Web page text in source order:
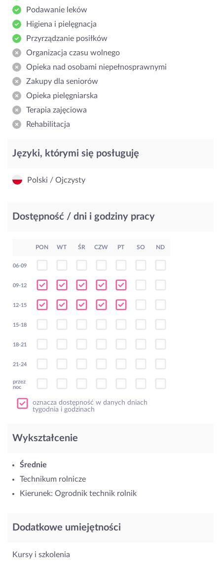
Podawanie leków
Higiena i pielęgnacja
Przyrządzanie posiłków
Organizacja czasu wolnego
Opieka nad osobami niepełnosprawnymi
Zakupy dla seniorów
Opieka pielęgniarska
Terapia zajęciowa
Rehabilitacja
Języki, którymi się posługuję
Polski / Ojczysty
Dostępność / dni i godziny pracy
PON WT ŚR CZW PT SO ND
06-09
09-12
12-15
15-18
18-21
21-24
przez
noc
oznacza dostępność w danych dniach
tygodnia i godzinach
Wykształcenie
Średnie
Technikum rolnicze
Kierunek: Ogrodnik technik rolnik
Dodatkowe umiejętności
Kursy i szkolenia